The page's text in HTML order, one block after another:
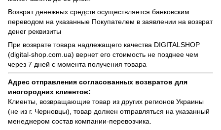
Возврат денежных средств осуществляется банковским
переводом на указанные Покупателем в заявлении на возврат
денег реквизиты
При возврате товара надлежащего качества DIGITALSHOP
(digital-shop.com.ua) вернет его стоимость не позднее чем
через 7 дней с момента получения товара
Адрес отправления согласованных возвратов для
иногородних клиентов:
Клиенты, возвращающие товар из других регионов Украины
(не из г. Черновцы), товар должен отправляться на указанный
менеджером состав компании-перевозчика.